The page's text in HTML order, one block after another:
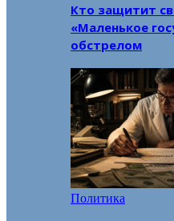
Кто защитит
«Маленькое
обстрелом
Политика